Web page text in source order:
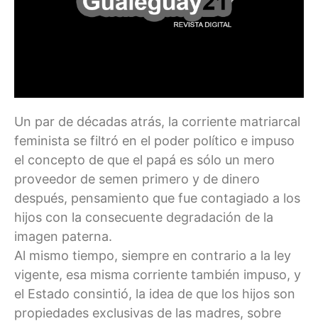
Un par de décadas atrás, la corriente matriarcal
feminista se filtró en el poder político e impuso
el concepto de que el papá es sólo un mero
proveedor de semen primero y de dinero
después, pensamiento que fue contagiado a los
hijos con la consecuente degradación de la
imagen paterna.
Al mismo tiempo, siempre en contrario a la ley
vigente, esa misma corriente también impuso, y
el Estado consintió, la idea de que los hijos son
propiedades exclusivas de las madres, sobre